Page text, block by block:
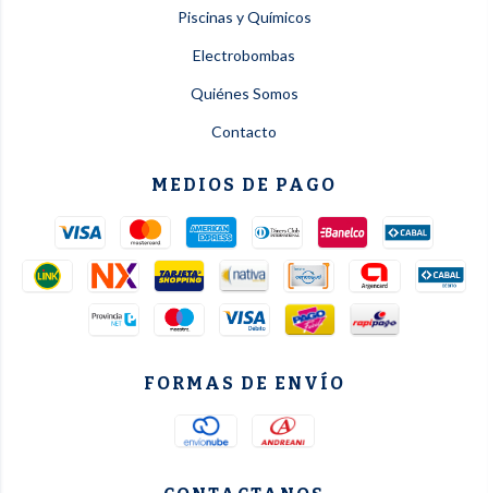
Piscinas y Químicos
Electrobombas
Quiénes Somos
Contacto
MEDIOS DE PAGO
FORMAS DE ENVÍO